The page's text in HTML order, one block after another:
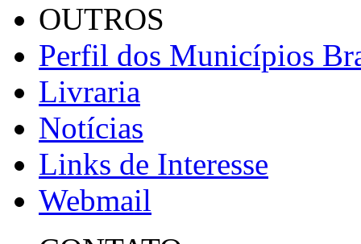
OUTROS
Perfil dos Municípios
Livraria
Notícias
Links de Interesse
Webmail